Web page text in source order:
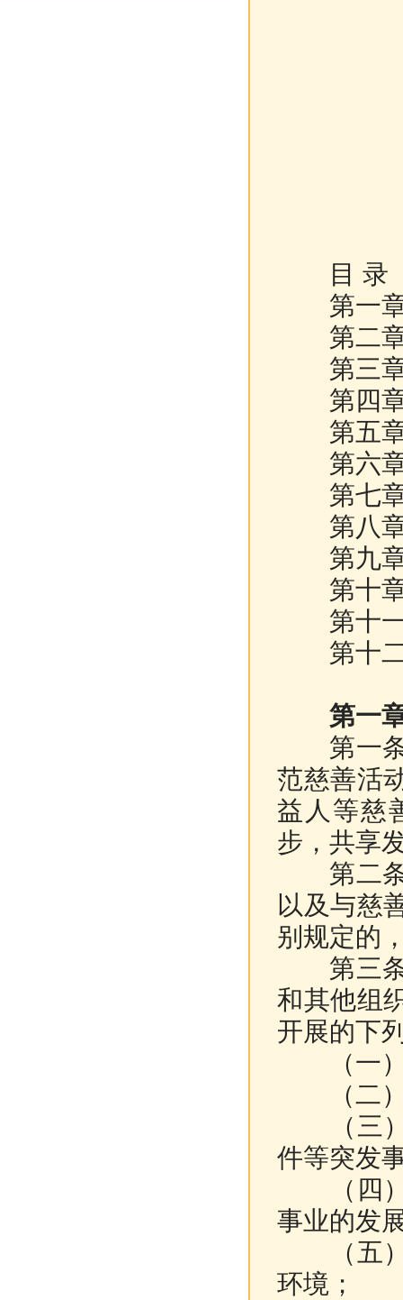
目 录
第一章
第二章
第三章
第四章
第五章
第六章
第七章
第八章
第九章
第十章
第十一
第十二
第一章
第一条
范慈善活
益人等慈
步，共享
第二
以及与慈
别规定的
第三条
和其他组
开展的下
（一）
（二）
（三）
件等突发
（四）
事业的发
（五）
环境；